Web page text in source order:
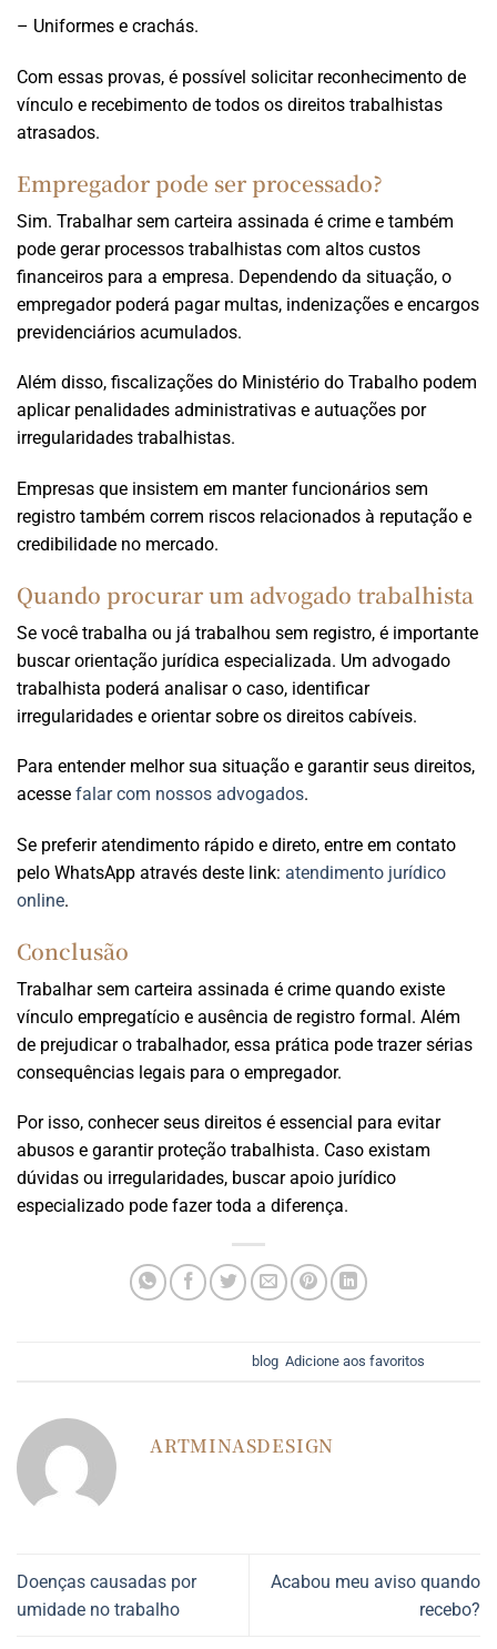
– Uniformes e crachás.
Com essas provas, é possível solicitar reconhecimento de
vínculo e recebimento de todos os direitos trabalhistas
atrasados.
Empregador pode ser processado?
Sim. Trabalhar sem carteira assinada é crime e também
pode gerar processos trabalhistas com altos custos
financeiros para a empresa. Dependendo da situação, o
empregador poderá pagar multas, indenizações e encargos
previdenciários acumulados.
Além disso, fiscalizações do Ministério do Trabalho podem
aplicar penalidades administrativas e autuações por
irregularidades trabalhistas.
Empresas que insistem em manter funcionários sem
registro também correm riscos relacionados à reputação e
credibilidade no mercado.
Quando procurar um advogado trabalhista
Se você trabalha ou já trabalhou sem registro, é importante
buscar orientação jurídica especializada. Um advogado
trabalhista poderá analisar o caso, identificar
irregularidades e orientar sobre os direitos cabíveis.
Para entender melhor sua situação e garantir seus direitos,
acesse falar com nossos advogados.
Se preferir atendimento rápido e direto, entre em contato
pelo WhatsApp através deste link: atendimento jurídico
online.
Conclusão
Trabalhar sem carteira assinada é crime quando existe
vínculo empregatício e ausência de registro formal. Além
de prejudicar o trabalhador, essa prática pode trazer sérias
consequências legais para o empregador.
Por isso, conhecer seus direitos é essencial para evitar
abusos e garantir proteção trabalhista. Caso existam
dúvidas ou irregularidades, buscar apoio jurídico
especializado pode fazer toda a diferença.
blog Adicione aos favoritos
ARTMINASDESIGN
Doenças causadas por
umidade no trabalho
Acabou meu aviso quando
recebo?